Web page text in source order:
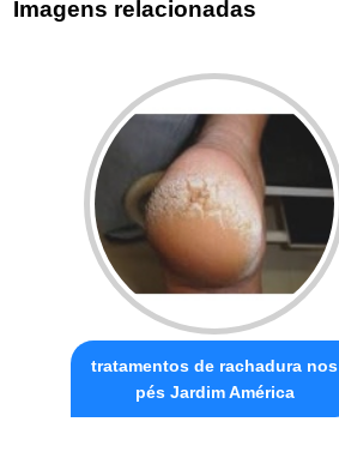
Imagens relacionadas
tratamentos de rachadura nos
pés Jardim América